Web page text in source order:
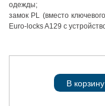
одежды;
замок PL (вместо
Euro-locks A129 с
В корзину